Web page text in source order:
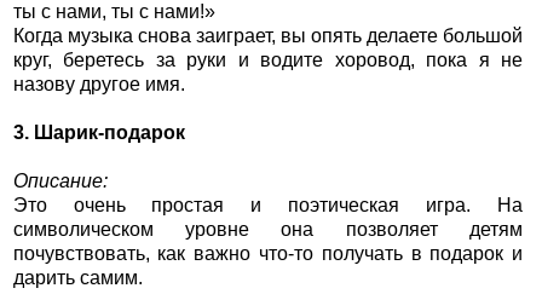
ты с нами, ты с нами!»
Когда музыка снова заиграет, вы опять делаете большой
круг, беретесь за руки и водите хоровод, пока я не
назову другое имя.
3. Шарик-подарок
Описание:
Это очень простая и поэтическая игра. На
символическом уровне она позволяет детям
почувствовать, как важно что-то получать в подарок и
дарить самим.